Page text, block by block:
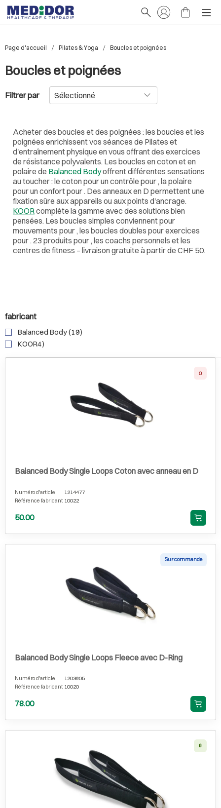
Page d'accueil Pilates & Yoga Boucles et poignées
Boucles et poignées
Filtrer par
Acheter des boucles et des poignées : les boucles et les
poignées enrichissent vos séances de Pilates et
d'entraînement physique en vous offrant des exercices
de résistance polyvalents. Les boucles en coton et en
polaire de Balanced Bodyoffrent différentes sensations
au toucher : le coton pour un contrôle pour , la polaire
pour un confort pour . Des anneaux en D permettent une
fixation sûre aux appareils ou aux points d'ancrage.
KOORcomplète la gamme avec des solutions bien
pensées. Les boucles simples conviennent pour
mouvements pour , les boucles doubles pour exercices
pour . 23 produits pour , les coachs personnels et les
centres de fitness – livraison gratuite à partir de CHF 50.
fabricant
Balanced Body (19)
KOOR4)
0
Balanced Body Single Loops Coton avec anneau en D
Numéro d'article
1214477
Référence fabricant 10022
50.00
Sur commande
Balanced Body Single Loops Fleece avec D-Ring
Numéro d'article
1203905
Référence fabricant 10020
78.00
6